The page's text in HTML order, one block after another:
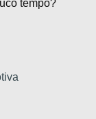
tempo?